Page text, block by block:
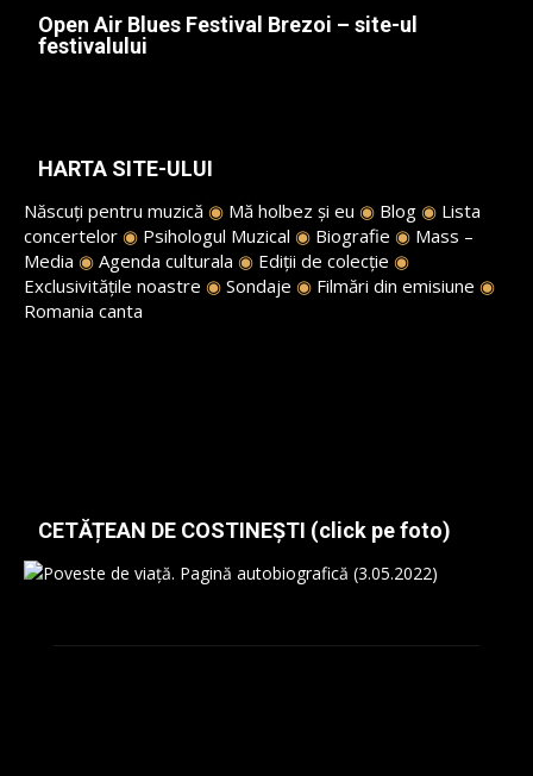
Open Air Blues Festival Brezoi – site-ul
festivalului
HARTA SITE-ULUI
Născuți pentru muzică ◉ Mă holbez și eu ◉ Blog ◉ Lista
concertelor ◉ Psihologul Muzical ◉ Biografie ◉ Mass –
Media ◉ Agenda culturala ◉ Ediții de colecție ◉
Exclusivitățile noastre ◉ Sondaje ◉ Filmări din emisiune ◉
Romania canta
CETĂȚEAN DE COSTINEȘTI (click pe foto)